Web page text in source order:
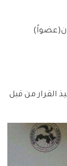
القرار من قبل